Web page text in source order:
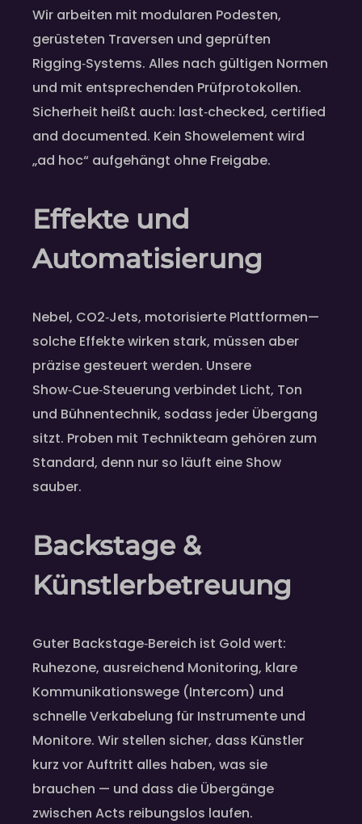
Wir arbeiten mit modularen Podesten,
gerüsteten Traversen und geprüften
Rigging‑Systems. Alles nach gültigen Normen
und mit entsprechenden Prüfprotokollen.
Sicherheit heißt auch: last‑checked, certified
and documented. Kein Showelement wird
„ad hoc“ aufgehängt ohne Freigabe.
Effekte und
Automatisierung
Nebel, CO2‑Jets, motorisierte Plattformen—
solche Effekte wirken stark, müssen aber
präzise gesteuert werden. Unsere
Show‑Cue‑Steuerung verbindet Licht, Ton
und Bühnentechnik, sodass jeder Übergang
sitzt. Proben mit Technikteam gehören zum
Standard, denn nur so läuft eine Show
sauber.
Backstage &
Künstlerbetreuung
Guter Backstage‑Bereich ist Gold wert:
Ruhezone, ausreichend Monitoring, klare
Kommunikationswege (Intercom) und
schnelle Verkabelung für Instrumente und
Monitore. Wir stellen sicher, dass Künstler
kurz vor Auftritt alles haben, was sie
brauchen — und dass die Übergänge
zwischen Acts reibungslos laufen.